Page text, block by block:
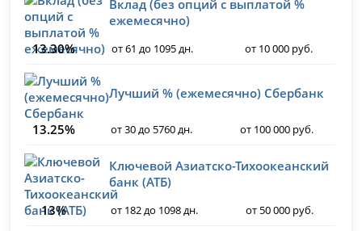
Вклад (без опций с выплатой %
ежемесячно)
13.30%
от 61 до 1095 дн. от 10 000 руб.
Лучший % (ежемесячно) Сбербанк
13.25% от 30 до 5760 дн. от 100 000 руб.
Ключевой Азиатско-Тихоокеанский
банк (АТБ)
13%
от 182 до 1098 дн. от 50 000 руб.